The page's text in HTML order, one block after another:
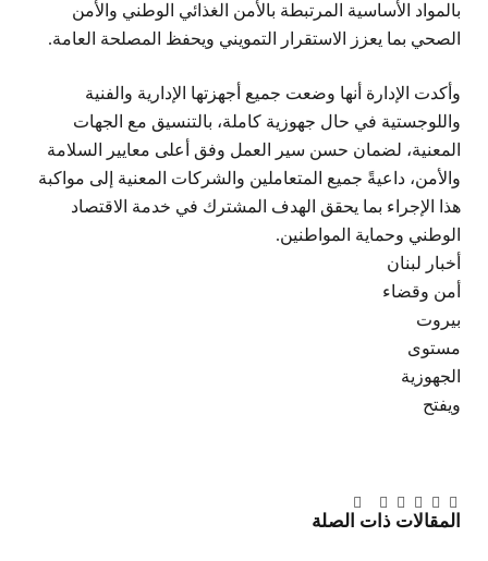
بالمواد الأساسية المرتبطة بالأمن الغذائي الوطني والأمن
الصحي بما يعزز الاستقرار التمويني ويحفظ المصلحة العامة.
وأكدت الإدارة أنها وضعت جميع أجهزتها الإدارية والفنية
واللوجستية في حال جهوزية كاملة، بالتنسيق مع الجهات
المعنية، لضمان حسن سير العمل وفق أعلى معايير السلامة
والأمن، داعيةً جميع المتعاملين والشركات المعنية إلى مواكبة
هذا الإجراء بما يحقق الهدف المشترك في خدمة الاقتصاد
الوطني وحماية المواطنين.
أخبار لبنان
أمن وقضاء
بيروت
مستوى
الجهوزية
ويفتح
فيسبوك
تويتربينتيريست
لينكدإن
Tumblr
تيلقرام
البريد
الإلكتروني
المقالات ذات الصلة